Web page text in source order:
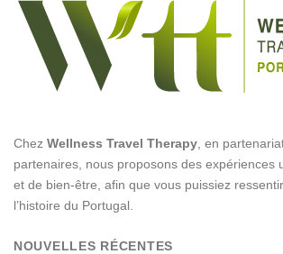
Chez Wellness Travel Therapy, en
partenaires, nous proposons des expériences
et de bien-être, afin que vous puissiez
l’histoire du Portugal.
NOUVELLES RÉCENTES